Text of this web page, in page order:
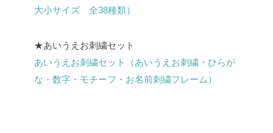
大小サイズ 全38種類）
★あいうえお刺繍セット
あいうえお刺繍セット（あいうえお刺繍・ひらが
な・数字・モチーフ・お名前刺繍フレーム）